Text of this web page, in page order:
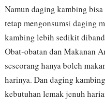
Namun daging kambing
tetap mengonsumsi daging
kambing lebih sedikit
Obat-obatan dan Makanan
seseorang hanya boleh
harinya. Dan daging
kebutuhan lemak jenuh